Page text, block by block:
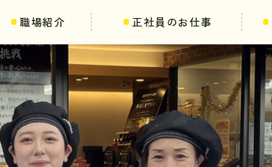
職場紹介 正社員のお仕事